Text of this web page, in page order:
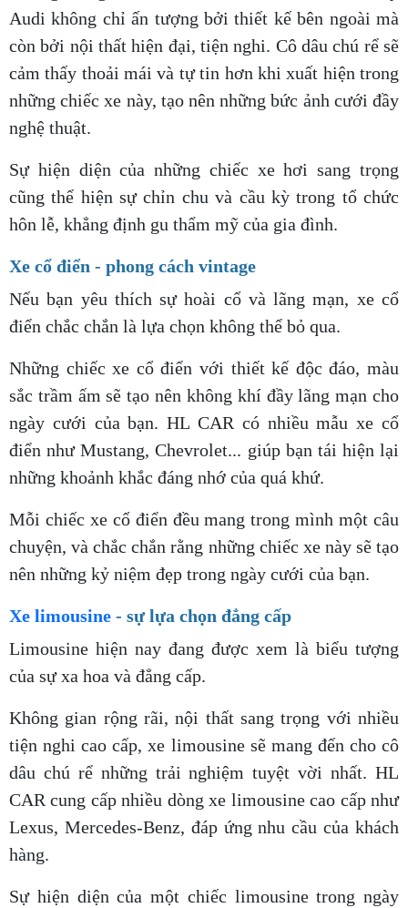
Audi không chỉ ấn tượng bởi thiết kế bên ngoài mà
còn bởi nội thất hiện đại, tiện nghi. Cô dâu chú rể sẽ
cảm thấy thoải mái và tự tin hơn khi xuất hiện trong
những chiếc xe này, tạo nên những bức ảnh cưới đầy
nghệ thuật.
Sự hiện diện của những chiếc xe hơi sang trọng
cũng thể hiện sự chỉn chu và cầu kỳ trong tổ chức
hôn lễ, khẳng định gu thẩm mỹ của gia đình.
Xe cổ điển - phong cách vintage
Nếu bạn yêu thích sự hoài cổ và lãng mạn, xe cổ
điển chắc chắn là lựa chọn không thể bỏ qua.
Những chiếc xe cổ điển với thiết kế độc đáo, màu
sắc trầm ấm sẽ tạo nên không khí đầy lãng mạn cho
ngày cưới của bạn. HL CAR có nhiều mẫu xe cổ
điển như Mustang, Chevrolet... giúp bạn tái hiện lại
những khoảnh khắc đáng nhớ của quá khứ.
Mỗi chiếc xe cổ điển đều mang trong mình một câu
chuyện, và chắc chắn rằng những chiếc xe này sẽ tạo
nên những kỷ niệm đẹp trong ngày cưới của bạn.
Xe limousine - sự lựa chọn đẳng cấp
Limousine hiện nay đang được xem là biểu tượng
của sự xa hoa và đẳng cấp.
Không gian rộng rãi, nội thất sang trọng với nhiều
tiện nghi cao cấp, xe limousine sẽ mang đến cho cô
dâu chú rể những trải nghiệm tuyệt vời nhất. HL
CAR cung cấp nhiều dòng xe limousine cao cấp như
Lexus, Mercedes-Benz, đáp ứng nhu cầu của khách
hàng.
Sự hiện diện của một chiếc limousine trong ngày